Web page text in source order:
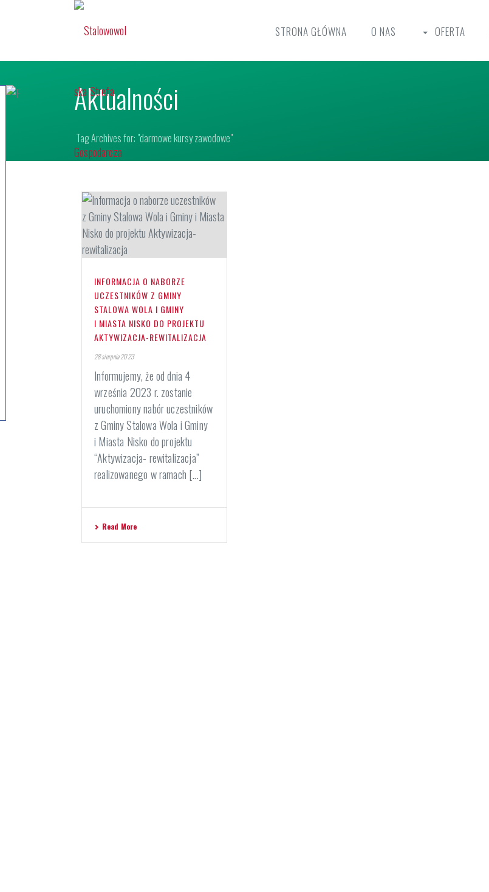
STRONA GŁÓWNA O NAS OFERTA
Aktualności
Tag Archives for: "darmowe kursy zawodowe"
INFORMACJA O NABORZE
UCZESTNIKÓW Z GMINY
STALOWA WOLA I GMINY
I MIASTA NISKO DO PROJEKTU
AKTYWIZACJA-REWITALIZACJA
28 sierpnia 2023
Informujemy, że od dnia 4
września 2023 r. zostanie
uruchomiony nabór uczestników
z Gminy Stalowa Wola i Gminy
i Miasta Nisko do projektu
“Aktywizacja- rewitalizacja”
realizowanego w ramach [...]
Read More